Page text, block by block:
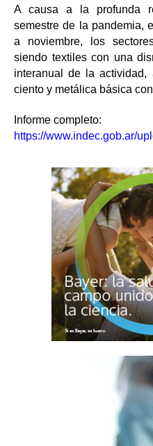
A causa a la profunda
semestre de la pandemia,
a noviembre, los
siendo textiles con una
interanual de la actividad,
ciento y metálica básica
Informe completo:
https://www.indec.gob.ar/